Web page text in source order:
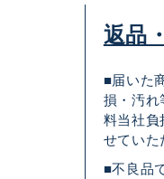
返品
■届いた
損・汚れ
料当社負
せていた
■不良品